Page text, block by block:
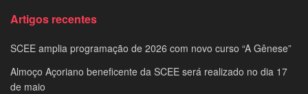
Artigos recentes
SCEE amplia programação de 2026 com novo curso “A Gênese”
Almoço Açoriano beneficente da SCEE será realizado no dia 17
de maio